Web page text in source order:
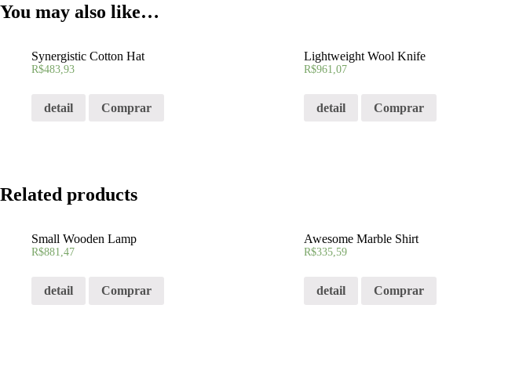
You may also like…
Synergistic Cotton Hat
R$483,93
detail Comprar
Lightweight Wool Knife
R$961,07
detail Comprar
Related products
Small Wooden Lamp
R$881,47
detail Comprar
Awesome Marble Shirt
R$335,59
detail Comprar